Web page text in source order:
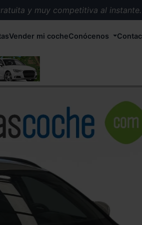
y muy competitiva al instante.
conductores satisfechos.
el coche que tu quieras.
en cualquier parte de España.
tu coche. Pago inmediato.
Vender mi cocheConócenos